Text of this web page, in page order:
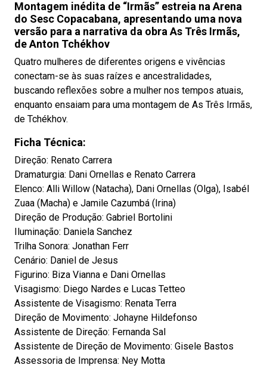
Montagem inédita de “Irmãs” estreia na Arena
do Sesc Copacabana, apresentando uma nova
versão para a narrativa da obra As Três Irmãs,
de Anton Tchékhov
Quatro mulheres de diferentes origens e vivências
conectam-se às suas raízes e ancestralidades,
buscando reflexões sobre a mulher nos tempos atuais,
enquanto ensaiam para uma montagem de As Três Irmãs,
de Tchékhov.
Ficha Técnica:
Direção: Renato Carrera
Dramaturgia: Dani Ornellas e Renato Carrera
Elenco: Alli Willow (Natacha), Dani Ornellas (Olga), Isabél
Zuaa (Macha) e Jamile Cazumbá (Irina)
Direção de Produção: Gabriel Bortolini
Iluminação: Daniela Sanchez
Trilha Sonora: Jonathan Ferr
Cenário: Daniel de Jesus
Figurino: Biza Vianna e Dani Ornellas
Visagismo: Diego Nardes e Lucas Tetteo
Assistente de Visagismo: Renata Terra
Direção de Movimento: Johayne Hildefonso
Assistente de Direção: Fernanda Sal
Assistente de Direção de Movimento: Gisele Bastos
Assessoria de Imprensa: Ney Motta